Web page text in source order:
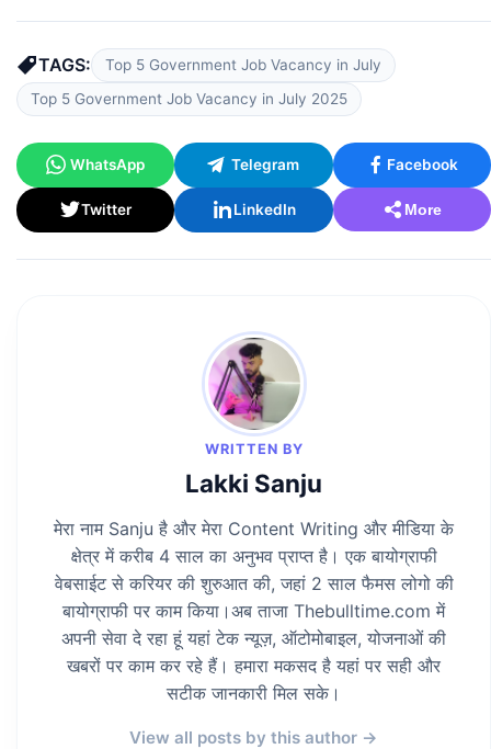
TAGS:
Top 5 Government Job Vacancy in July
Top 5 Government Job Vacancy in July 2025
WhatsApp Telegram Facebook
Twitter LinkedIn More
WRITTEN BY
Lakki Sanju
मेरा नाम Sanju है और मेरा Content Writing और मीडिया के
क्षेत्र में करीब 4 साल का अनुभव प्राप्त है। एक बायोग्राफी
वेबसाईट से करियर की शुरुआत की, जहां 2 साल फैमस लोगो की
बायोग्राफी पर काम किया।अब ताजा Thebulltime.com में
अपनी सेवा दे रहा हूं यहां टेक न्यूज़, ऑटोमोबाइल, योजनाओं की
खबरों पर काम कर रहे हैं। हमारा मकसद है यहां पर सही और
सटीक जानकारी मिल सके।
View all posts by this author →